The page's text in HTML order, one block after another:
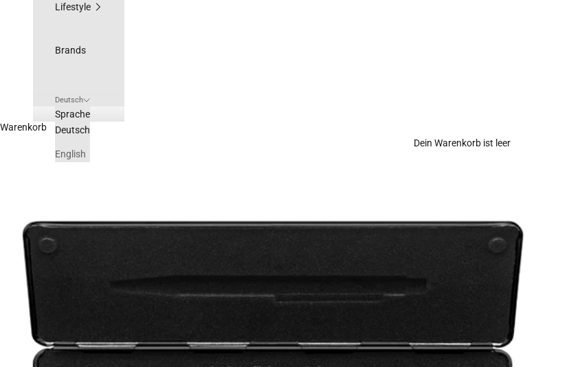
Lifestyle
Brands
Deutsch
Sprache
Deutsch
English
Warenkorb
Dein Warenkorb ist leer